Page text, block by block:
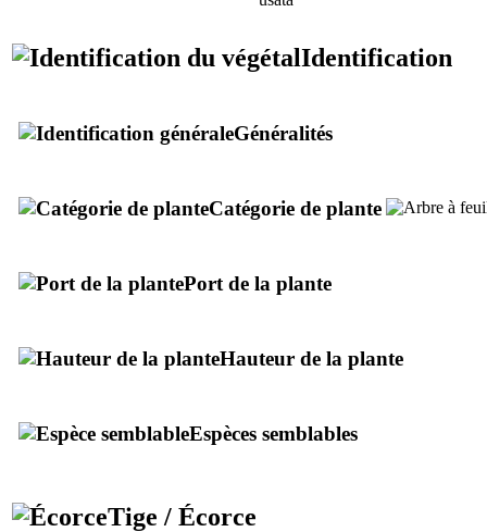
Identification
Généralités
Catégorie de plante
Port de la plante
Hauteur de la plante
Espèces semblables
Tige / Écorce